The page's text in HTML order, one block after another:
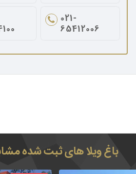
021-
65412006
باغ ویلا های ثبت شده